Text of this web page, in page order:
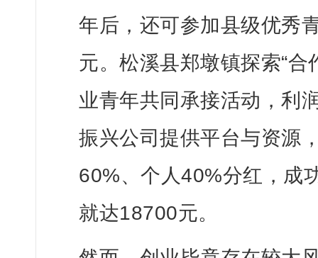
年后，还可参加县级优秀
元。松溪县郑墩镇探索“
业青年共同承接活动，利
振兴公司提供平台与资源
60%、个人40%分红，成
就达18700元。